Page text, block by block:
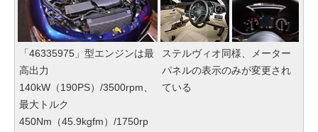
「46335975」型エンジンは最
高出力
140kW（190PS）/3500rpm、
最大トルク
450Nm（45.9kgfm）/1750rp
ステルヴィオ同様、メーター
パネルの表示のみが変更され
ている